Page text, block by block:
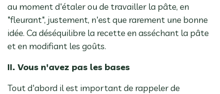
au moment d'étaler ou de travailler la pâte, en
"fleurant", justement, n'est que rarement une bonne
idée. Ca déséquilibre la recette en asséchant la pâte
et en modifiant les goûts.
II. Vous n'avez pas les bases
Tout d'abord il est important de rappeler de